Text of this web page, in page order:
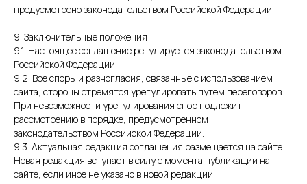
предусмотрено законодательством Российской Федерации.
9. Заключительные положения
9.1. Настоящее соглашение регулируется законодательством
Российской Федерации.
9.2. Все споры и разногласия, связанные с использованием
сайта, стороны стремятся урегулировать путем переговоров.
При невозможности урегулирования спор подлежит
рассмотрению в порядке, предусмотренном
законодательством Российской Федерации.
9.3. Актуальная редакция соглашения размещается на сайте.
Новая редакция вступает в силу с момента публикации на
сайте, если иное не указано в новой редакции.